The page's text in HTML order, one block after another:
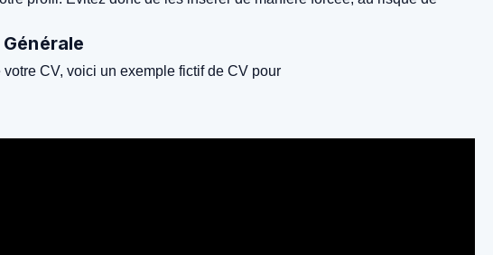
CV, voici un exemple fictif de CV pour